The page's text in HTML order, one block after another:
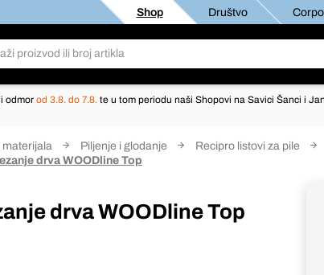
Shop Društvo
odmor od 3.8. do 7.8. te u tom periodu naši Shopovi na Savici Šanci i
materijala Piljenje i glodanje Recipro listovi za pile
drva WOODline Top
drva WOODline Top